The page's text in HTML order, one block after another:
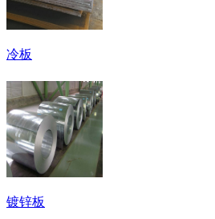
冷板
镀锌板